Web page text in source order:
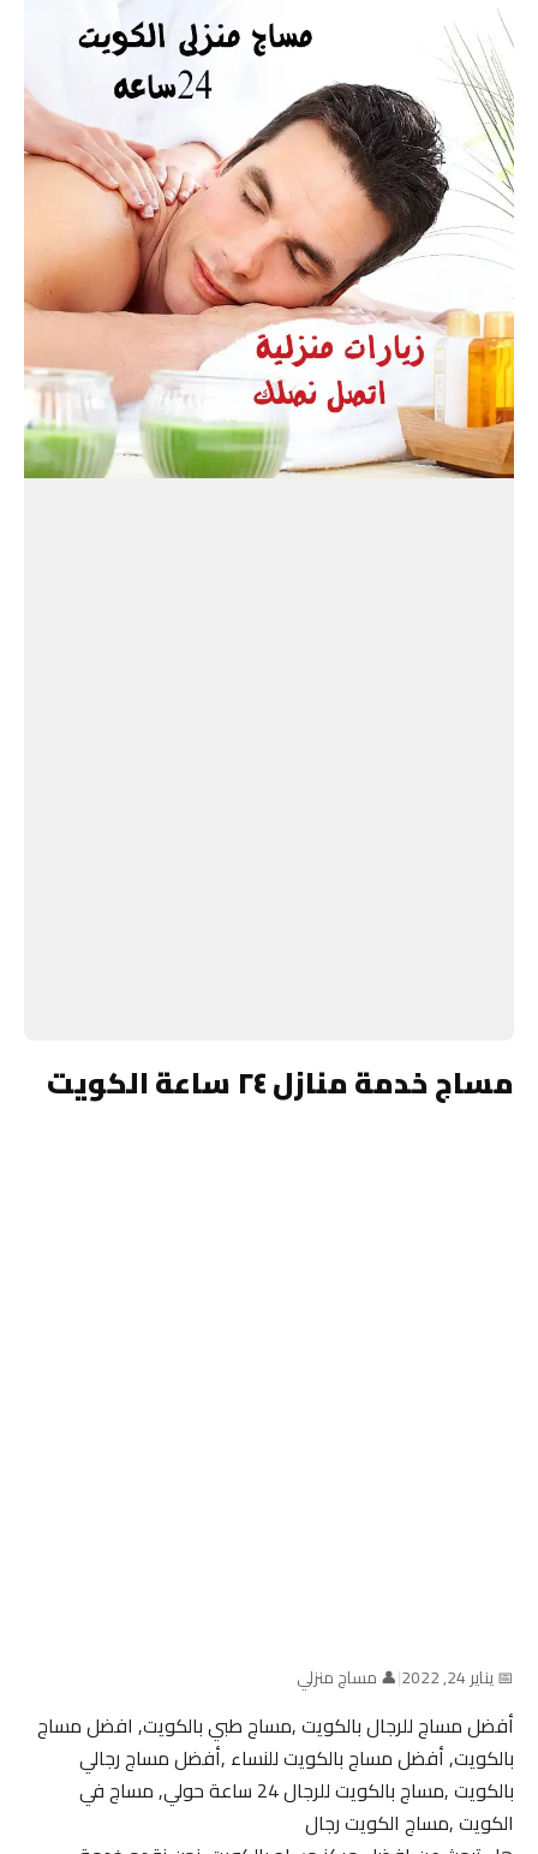
مساج خدمة منازل ٢٤ ساعة الكويت
📅 يناير 24, 2022 |👤 مساج منزلي
أفضل مساج للرجال بالكويت ,مساج طبي بالكويت, افضل مساج
بالكويت, أفضل مساج بالكويت للنساء ,أفضل مساج رجالي
بالكويت ,مساج بالكويت للرجال 24 ساعة حولي, مساج في
الكويت ,مساج الكويت رجال